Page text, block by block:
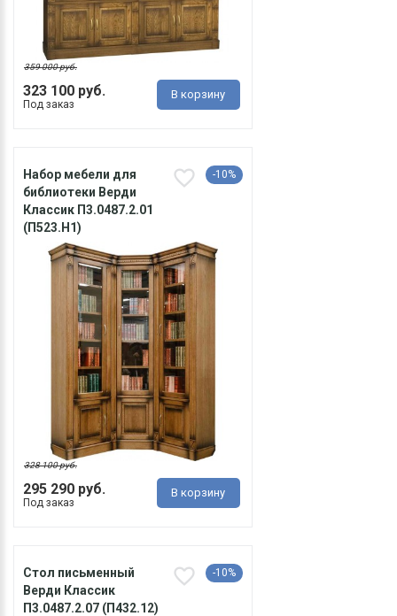
323 100 руб.
359 000 руб.
Под заказ
В корзину
Набор мебели для
библиотеки Верди
Классик П3.0487.2.01
(П523.Н1)
-10%
295 290 руб.
328 100 руб.
Под заказ
В корзину
Стол письменный
Верди Классик
П3.0487.2.07 (П432.12)
-10%